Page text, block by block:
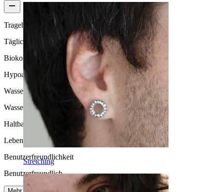
Stretching
Tragehäufigkeit
Tägliches Tragen
Biokompatibilität
Hypoallergen
Wasserbeständigkeit
Wasserfest
Haltbarkeit
Lebenslange Haltbarkeit
Benutzerfreundlichkeit
Benutzerfreundlich